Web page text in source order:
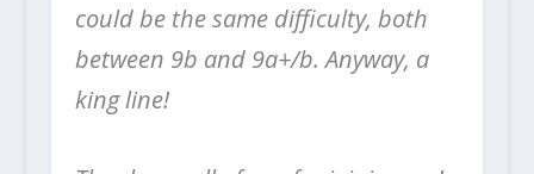
could be the same difficulty, both
between 9b and 9a+/b. Anyway, a
king line!